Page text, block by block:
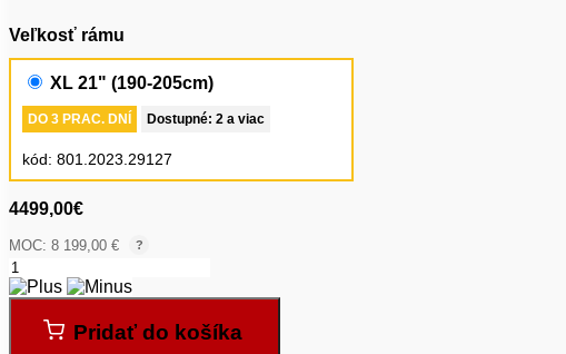
Veľkosť rámu
XL 21" (190-205cm)
DO 3 PRAC. DNÍ Dostupné: 2 a viac
kód: 801.2023.29127
4499,00€
MOC: 8 199,00 € ?
Pridať do košíka